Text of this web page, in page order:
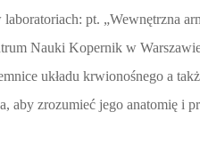
pt. „Wewnętrzna
Nauki Kopernik w
układu krwionośnego a
aby zrozumieć jego anatomię i